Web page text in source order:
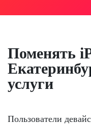
Поменять
услуги
Пользователи